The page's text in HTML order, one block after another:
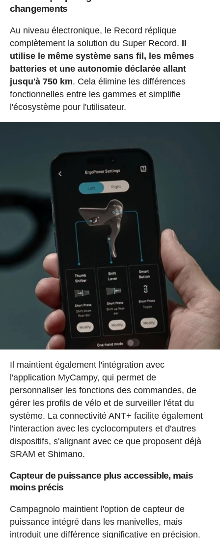
changements
Au niveau électronique, le Record réplique
complètement la solution du Super Record. Il
utilise le même système sans fil, les mêmes
batteries et une autonomie déclarée allant
jusqu'à 750 km. Cela élimine les différences
fonctionnelles entre les gammes et simplifie
l'écosystème pour l'utilisateur.
Il maintient également l'intégration avec
l'application MyCampy, qui permet de
personnaliser les fonctions des commandes, de
gérer les profils de vélo et de surveiller l'état du
système. La connectivité ANT+ facilite également
l'interaction avec les cyclocomputers et d'autres
dispositifs, s'alignant avec ce que proposent déjà
SRAM et Shimano.
Capteur de puissance plus accessible, mais
moins précis
Campagnolo maintient l'option de capteur de
puissance intégré dans les manivelles, mais
introduit une différence significative en précision.